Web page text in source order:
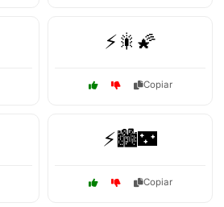
⚡🎇🌠
Copiar
⚡🏙️🌃
Copiar